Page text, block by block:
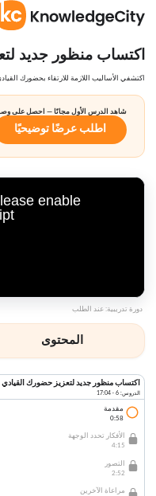
اكتساب منظور جديد
اكتشفي الأساليب اللازمة للارتقاء بحضورك
شاهد الدرس الأول مجانًا — احصل على
اطلب عرضًا توضيحيًا
enable
دورة تدريبية: عند الطلب
المحتوى
اكتساب منظور جديد لتعزيز حضورك القيادي
الدروس: 6 · 17:04
مقدمة
0:58
الأفكار تحدد الوجهة
4:15
التصور
2:52
مراعاة الآخرين